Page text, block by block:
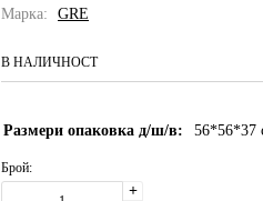
Марка: GRE
В НАЛИЧНОСТ
Размери опаковка д/ш/в: 56*56*37
Брой:
+